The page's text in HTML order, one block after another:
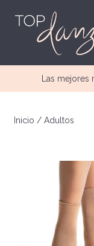
Las
Inicio / Adultos